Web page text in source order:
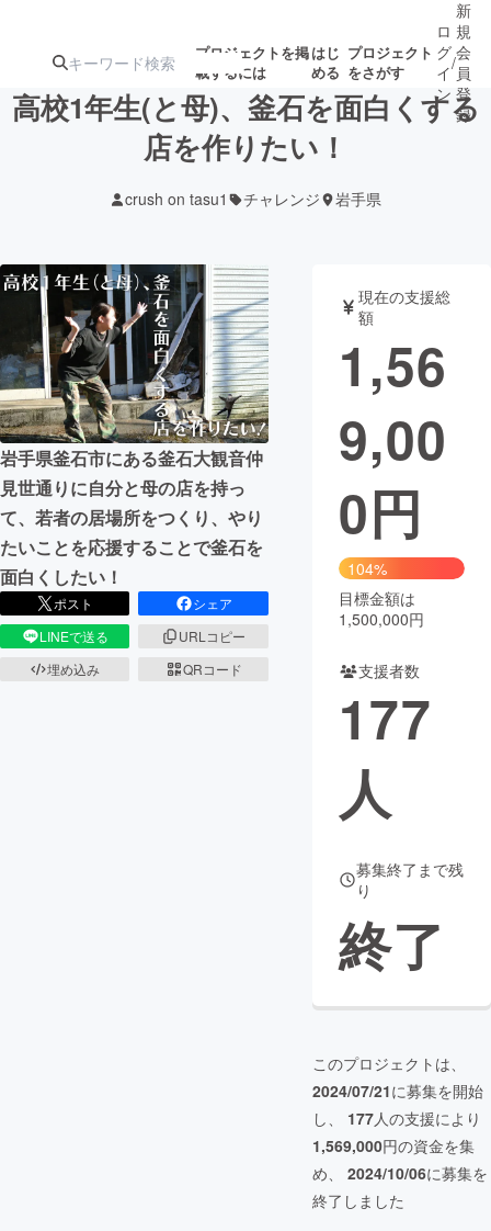
プロジェクトを掲
載するには
はじ
める
プロジェクト
をさがす
ターン
ジェクト
募集終了が近いプ
ロジェクト
アート・写真 音楽
テクノロジー・ガジェット ゲーム・サ
映像・映画
ビジネス・起業
まちづくり・地域活性化
CAMPFIRE for Social Good CAMPFIRE Creation
CAMPFIREふるさと納税
コミュニティ
ロ
グ
イ
ン
/
新
規
会
員
登
録
高校1年生(と母)、釜石を面白くする
店を作りたい！
crush on tasu1 チャレンジ 岩手県
岩手県釜石市にある釜石大観音仲
見世通りに自分と母の店を持っ
て、若者の居場所をつくり、やり
たいことを応援することで釜石を
面白くしたい！
ポスト
シェア
LINEで送る
URLコピー
埋め込み
QRコード
現在の支援総
額
1,56
9,00
0円
104%
目標金額は
1,500,000円
支援者数
177
人
募集終了まで残
り
終了
このプロジェクトは、
2024/07/21に募集を開始
し、 177人の支援により
1,569,000円の資金を集
め、 2024/10/06に募集を
終了しました